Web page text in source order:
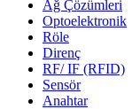
Ağ Çözümleri
Optoelektronik
Röle
Direnç
RF/ IF (RFID)
Sensör
Anahtar